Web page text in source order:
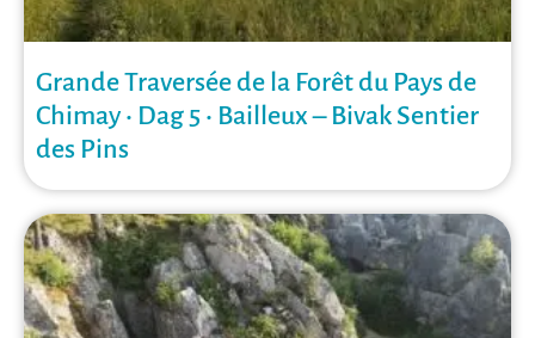
Grande Traversée de la Forêt du Pays de
Chimay • Dag 5 • Bailleux – Bivak Sentier
des Pins